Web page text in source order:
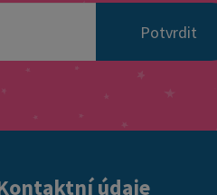
navrženy s
z
na dvě
která
vhodná pro
prošívanému a
řešení ✔ vhodné
Potvrdit
údaje